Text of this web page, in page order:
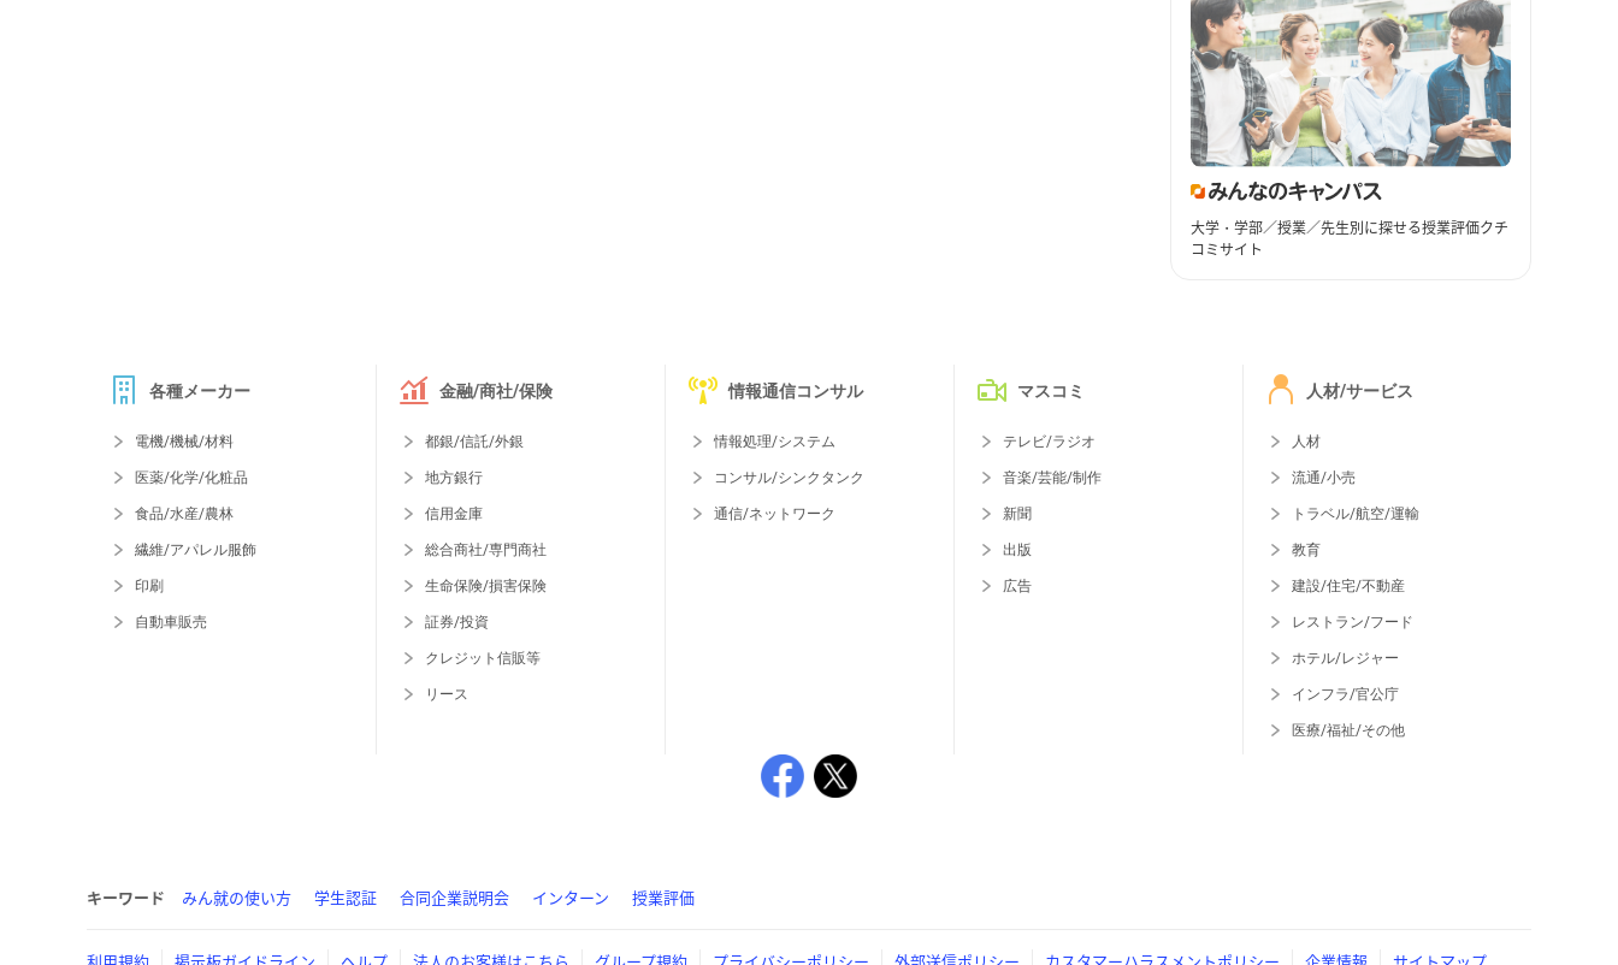
大学・学部／授業／先生別に探せる授業評価クチ
コミサイト
各種メーカー
電機/機械/材料
医薬/化学/化粧品
食品/水産/農林
繊維/アパレル服飾
印刷
自動車販売
金融/商社/保険
都銀/信託/外銀
地方銀行
信用金庫
総合商社/専門商社
生命保険/損害保険
証券/投資
クレジット信販等
リース
情報通信コンサル
情報処理/システム
コンサル/シンクタンク
通信/ネットワーク
マスコミ
テレビ/ラジオ
音楽/芸能/制作
新聞
出版
広告
人材/サービス
人材
流通/小売
トラベル/航空/運輸
教育
建設/住宅/不動産
レストラン/フード
ホテル/レジャー
インフラ/官公庁
医療/福祉/その他
キーワード みん就の使い方 学生認証 合同企業説明会 インターン 授業評価